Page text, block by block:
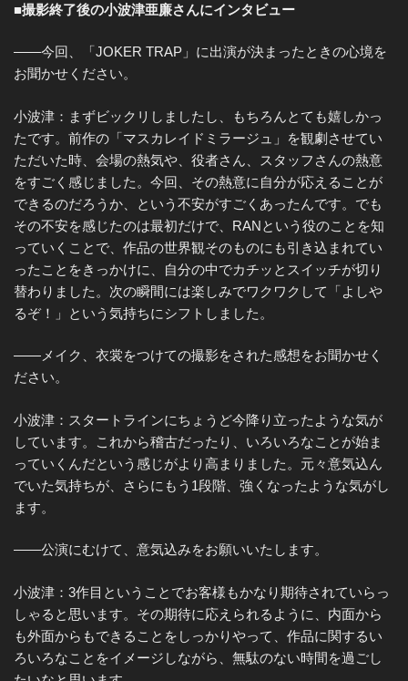
■撮影終了後の小波津亜廉さんにインタビュー
——今回、「JOKER TRAP」に出演が決まったときの心境を
お聞かせください。
小波津：まずビックリしましたし、もちろんとても嬉しかっ
たです。前作の「マスカレイドミラージュ」を観劇させてい
ただいた時、会場の熱気や、役者さん、スタッフさんの熱意
をすごく感じました。今回、その熱意に自分が応えることが
できるのだろうか、という不安がすごくあったんです。でも
その不安を感じたのは最初だけで、RANという役のことを知
っていくことで、作品の世界観そのものにも引き込まれてい
ったことをきっかけに、自分の中でカチッとスイッチが切り
替わりました。次の瞬間には楽しみでワクワクして「よしや
るぞ！」という気持ちにシフトしました。
——メイク、衣裳をつけての撮影をされた感想をお聞かせく
ださい。
小波津：スタートラインにちょうど今降り立ったような気が
しています。これから稽古だったり、いろいろなことが始ま
っていくんだという感じがより高まりました。元々意気込ん
でいた気持ちが、さらにもう1段階、強くなったような気がし
ます。
——公演にむけて、意気込みをお願いいたします。
小波津：3作目ということでお客様もかなり期待されていらっ
しゃると思います。その期待に応えられるように、内面から
も外面からもできることをしっかりやって、作品に関するい
ろいろなことをイメージしながら、無駄のない時間を過ごし